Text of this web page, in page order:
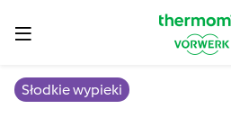
Słodkie wypieki